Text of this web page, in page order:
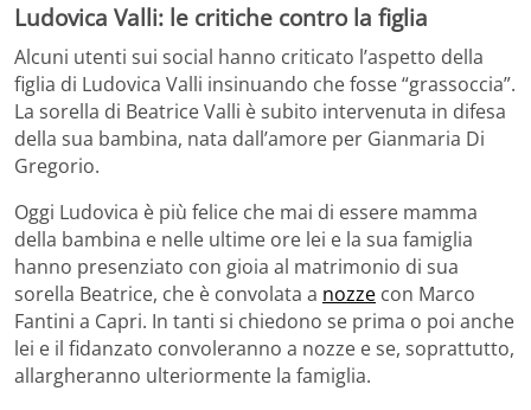
Ludovica Valli: le critiche contro la figlia
Alcuni utenti sui social hanno criticato l’aspetto della
figlia di Ludovica Valli insinuando che fosse “grassoccia”.
La sorella di Beatrice Valli è subito intervenuta in difesa
della sua bambina, nata dall’amore per Gianmaria Di
Gregorio.
Oggi Ludovica è più felice che mai di essere mamma
della bambina e nelle ultime ore lei e la sua famiglia
hanno presenziato con gioia al matrimonio di sua
sorella Beatrice, che è convolata a nozze con Marco
Fantini a Capri. In tanti si chiedono se prima o poi anche
lei e il fidanzato convoleranno a nozze e se, soprattutto,
allargheranno ulteriormente la famiglia.